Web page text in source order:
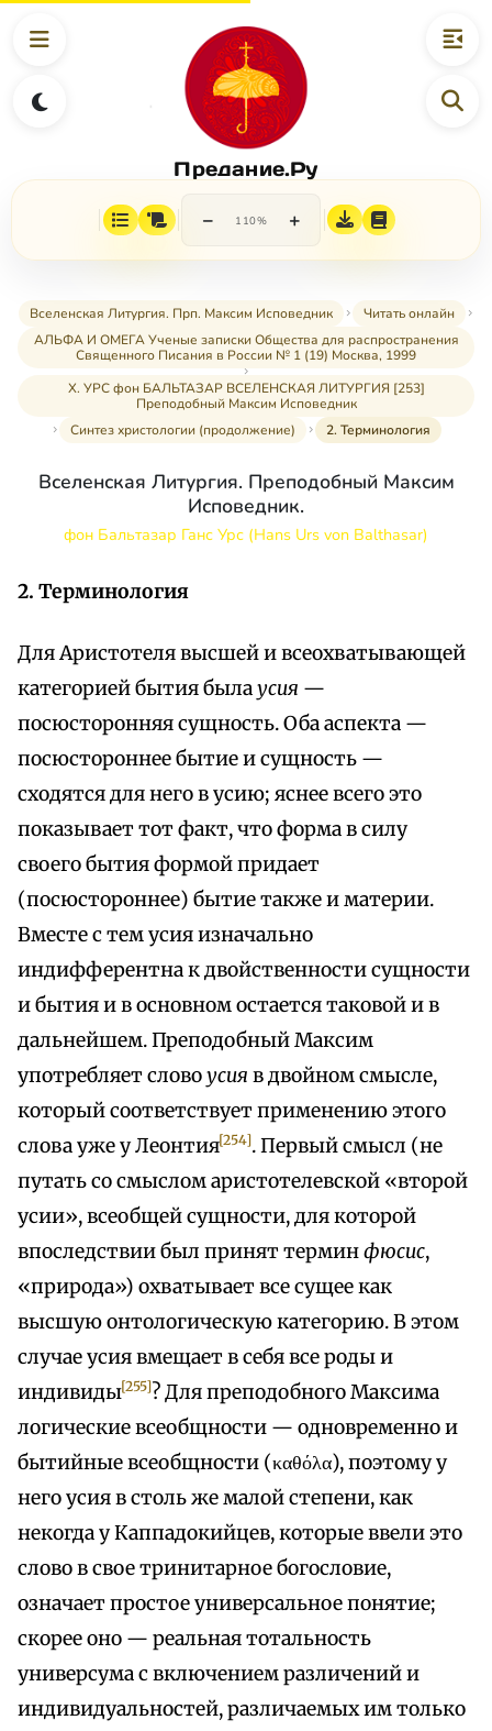
Предание.Ру
− 110% +
Вселенская Литургия. Прп. Максим Исповедник
Читать онлайн
АЛЬФА И ОМЕГА Ученые записки Общества для распространения
Священного Писания в России № 1 (19) Москва, 1999
X. УРС фон БАЛЬТАЗАР ВСЕЛЕНСКАЯ ЛИТУРГИЯ [253]
Преподобный Максим Исповедник
Синтез христологии (продолжение)
2. Терминология
Вселенская Литургия. Преподобный Максим
Исповедник.
фон Бальтазар Ганс Урс (Hans Urs von Balthasar)
2. Терминология
Для Аристотеля высшей и всеохватывающей
категорией бытия былаусия —
посюсторонняя сущность. Оба аспекта —
посюстороннее бытие и сущность —
сходятся для него в усию; яснее всего это
показывает тот факт, что форма в силу
своего бытия формой придает
(посюстороннее) бытие также и материи.
Вместе с тем усия изначально
индифферентна к двойственности сущности
и бытия и в основном остается таковой и в
дальнейшем. Преподобный Максим
употребляет словоусия в двойном смысле,
который соответствует применению этого
слова уже у Леонтия[254]. Первый смысл (не
путать со смыслом аристотелевской «второй
усии», всеобщей сущности, для которой
впоследствии был принят терминфюсис,
«природа») охватывает всe сущее как
высшую онтологическую категорию. В этом
случае усия вмещает в себя все роды и
индивиды[255]? Для преподобного Максима
логические всеобщности — одновременно и
бытийные всеобщности (καθόλα), поэтому у
него усия в столь же малой степени, как
некогда у Каппадокийцев, которые ввели это
слово в свое тринитарное богословие,
означает простое универсальное понятие;
скорее оно — реальная тотальность
универсума с включением различений и
индивидуальностей, различаемых им только